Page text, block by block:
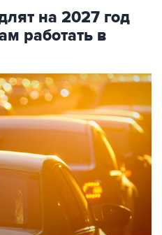
на 2027 год
работать в